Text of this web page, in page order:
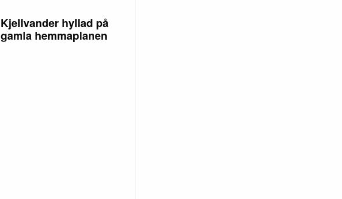
Kjellvander hyllad på
gamla hemmaplanen